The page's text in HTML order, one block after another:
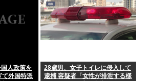
【画像】ワイちゃんお盆
交通費が高すぎてお盆に
ヤマダ電機の激安PBエ
人政策を
て外国特派
28歳男、女子トイレに侵入して
逮捕 容疑者「女性が排泄する様